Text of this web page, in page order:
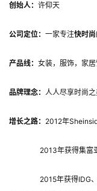
创始人： 许仰天
公司定位： 一家专注快时尚
产品线： 女装，服饰，家居
品牌理念： 人人尽享时尚
增长之路： 2012年
2013年获得集富亚洲
2015年获得IDG、锦